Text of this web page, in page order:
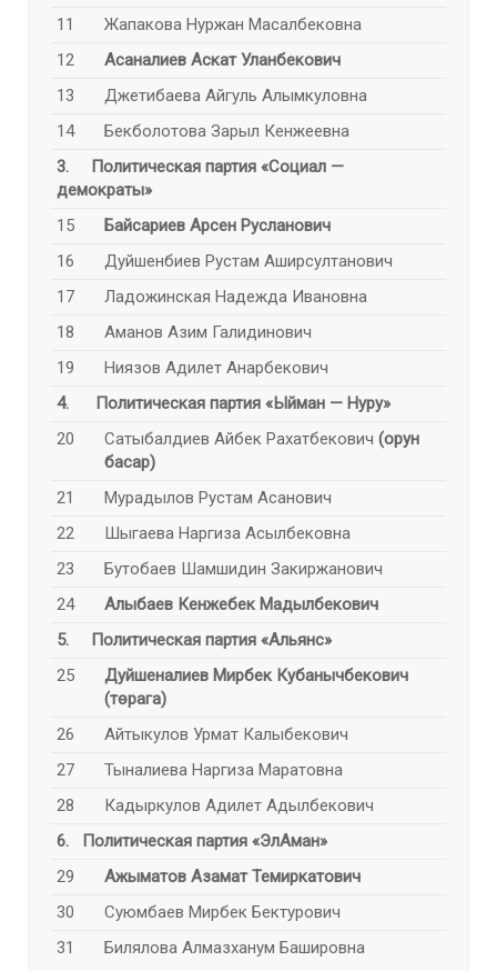
11
Жапакова Нуржан Масалбековна
12
Асаналиев Аскат Уланбекович
13
Джетибаева Айгуль Алымкуловна
14
Бекболотова Зарыл Кенжеевна
3. Политическая партия «Социал —
демократы»
15
Байсариев Арсен Русланович
16
Дуйшенбиев Рустам Аширсултанович
17
Ладожинская Надежда Ивановна
18
Аманов Азим Галидинович
19
Ниязов Адилет Анарбекович
4. Политическая партия «Ыйман — Нуру»
20
Сатыбалдиев Айбек Рахатбекович (орун
басар)
21
Мурадылов Рустам Асанович
22
Шыгаева Наргиза Асылбековна
23
Бутобаев Шамшидин Закиржанович
24
Алыбаев Кенжебек Мадылбекович
5. Политическая партия «Альянс»
25
Дуйшеналиев Мирбек Кубанычбекович
(төрага)
26
Айтыкулов Урмат Калыбекович
27
Тыналиева Наргиза Маратовна
28
Кадыркулов Адилет Адылбекович
6. Политическая партия «ЭлАман»
29
Ажыматов Азамат Темиркатович
30
Суюмбаев Мирбек Бектурович
31
Билялова Алмазханум Башировна